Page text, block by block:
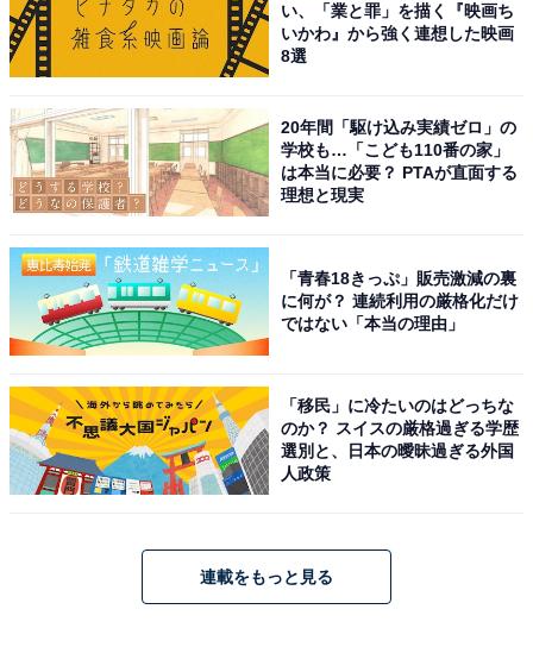
い、「業と罪」を描く『映画ち
いかわ』から強く連想した映画
8選
20年間「駆け込み実績ゼロ」の
学校も…「こども110番の家」
は本当に必要？ PTAが直面する
理想と現実
「青春18きっぷ」販売激減の裏
に何が？ 連続利用の厳格化だけ
ではない「本当の理由」
「移民」に冷たいのはどっちな
のか？ スイスの厳格過ぎる学歴
選別と、日本の曖昧過ぎる外国
人政策
連載をもっと見る